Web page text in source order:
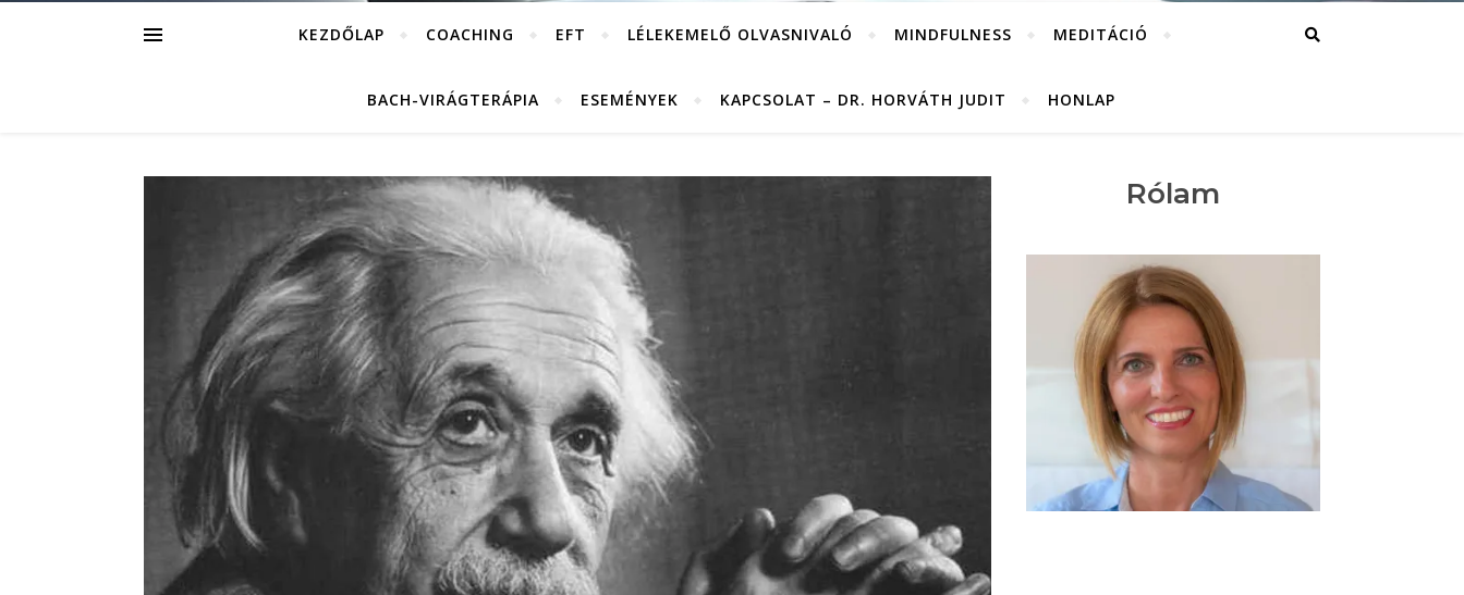
KEZDŐLAP COACHING EFT LÉLEKEMELŐ OLVASNIVALÓ MINDFULNESS MEDITÁCIÓ
BACH-VIRÁGTERÁPIA ESEMÉNYEK KAPCSOLAT – DR. HORVÁTH JUDIT HONLAP
Rólam